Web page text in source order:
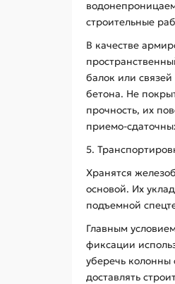
строительные
В качестве
балок или
бетона. Не
прочность, их
приемо-
5.
Хранятся
основой. Их
подъемной
Главным
фиксации
уберечь колонны
доставлять